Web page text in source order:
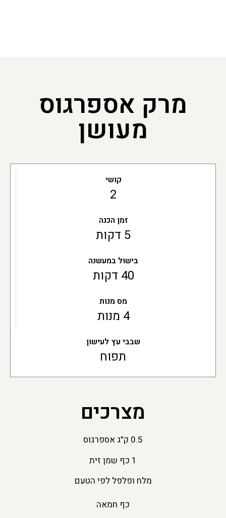
מרק אספרגוס
מעושן
קושי
2
זמן הכנה
5 דקות
בישול במעשנה
40 דקות
מס מנות
4 מנות
שבבי עץ לעישון
תפוח
מצרכים
0.5 ק"ג אספרגוס
1 כף שמן זית
מלח ופלפל לפי הטעם
כף חמאה